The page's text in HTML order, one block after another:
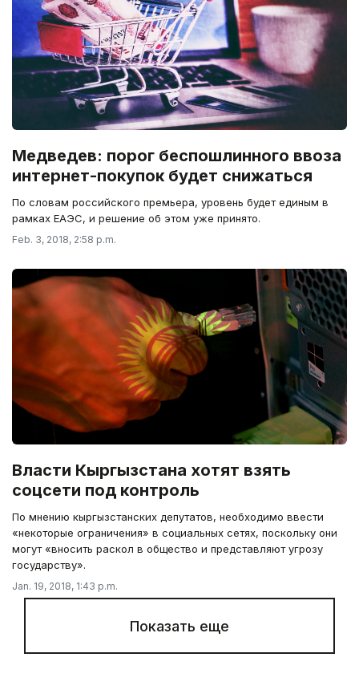
Медведев: порог беспошлинного ввоза
интернет-покупок будет снижаться
По словам российского премьера, уровень будет единым в
рамках ЕАЭС, и решение об этом уже принято.
Feb. 3, 2018, 2:58 p.m.
Власти Кыргызстана хотят взять
соцсети под контроль
По мнению кыргызстанских депутатов, необходимо ввести
«некоторые ограничения» в социальных сетях, поскольку они
могут «вносить раскол в общество и представляют угрозу
государству».
Jan. 19, 2018, 1:43 p.m.
Показать еще